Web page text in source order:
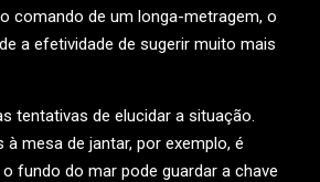
comando de um longa-metragem, o
a efetividade de sugerir muito mais
tentativas de elucidar a situação.
à mesa de jantar, por exemplo, é
fundo do mar pode guardar a chave